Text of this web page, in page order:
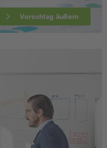
Vorschlag äußern